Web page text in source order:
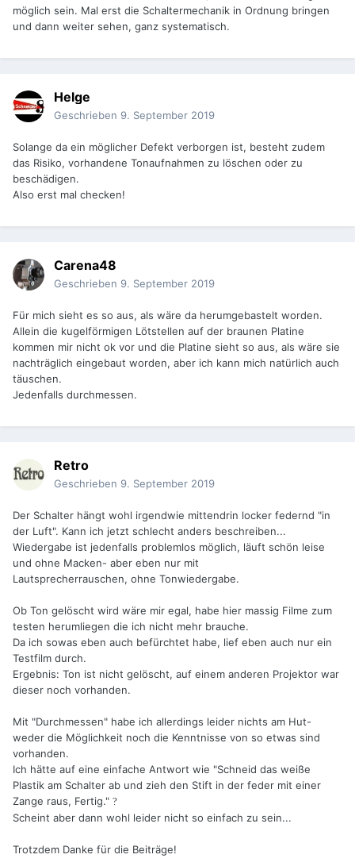
möglich sein. Mal erst die Schaltermechanik in Ordnung bringen
und dann weiter sehen, ganz systematisch.
Helge
Geschrieben 9. September 2019
Solange da ein möglicher Defekt verborgen ist, besteht zudem
das Risiko, vorhandene Tonaufnahmen zu löschen oder zu
beschädigen.
Also erst mal checken!
Carena48
Geschrieben 9. September 2019
Für mich sieht es so aus, als wäre da herumgebastelt worden.
Allein die kugelförmigen Lötstellen auf der braunen Platine
kommen mir nicht ok vor und die Platine sieht so aus, als wäre sie
nachträglich eingebaut worden, aber ich kann mich natürlich auch
täuschen.
Jedenfalls durchmessen.
Retro
Geschrieben 9. September 2019
Der Schalter hängt wohl irgendwie mittendrin locker federnd "in
der Luft". Kann ich jetzt schlecht anders beschreiben...
Wiedergabe ist jedenfalls problemlos möglich, läuft schön leise
und ohne Macken- aber eben nur mit
Lautsprecherrauschen, ohne Tonwiedergabe.
Ob Ton gelöscht wird wäre mir egal, habe hier massig Filme zum
testen herumliegen die ich nicht mehr brauche.
Da ich sowas eben auch befürchtet habe, lief eben auch nur ein
Testfilm durch.
Ergebnis: Ton ist nicht gelöscht, auf einem anderen Projektor war
dieser noch vorhanden.
Mit "Durchmessen" habe ich allerdings leider nichts am Hut-
weder die Möglichkeit noch die Kenntnisse von so etwas sind
vorhanden.
Ich hätte auf eine einfache Antwort wie "Schneid das weiße
Plastik am Schalter ab und zieh den Stift in der feder mit einer
Zange raus, Fertig." ?
Scheint aber dann wohl leider nicht so einfach zu sein...
Trotzdem Danke für die Beiträge!